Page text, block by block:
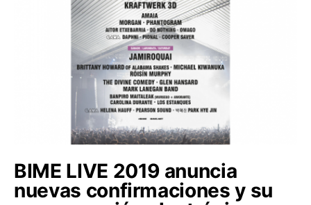
BIME LIVE 2019 anuncia
nuevas confirmaciones y su